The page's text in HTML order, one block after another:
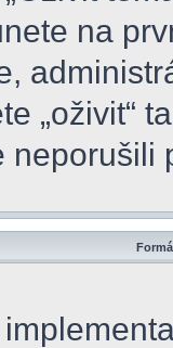
na
„oživit“
neporušili